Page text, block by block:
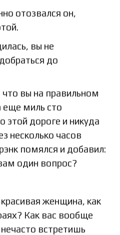
отозвался он,
вы не
до
вы на правильном
еще миль сто
этой дороге и никуда
несколько часов
помялся и добавил:
один вопрос?
женщина, как
Как вас вообще
встретишь